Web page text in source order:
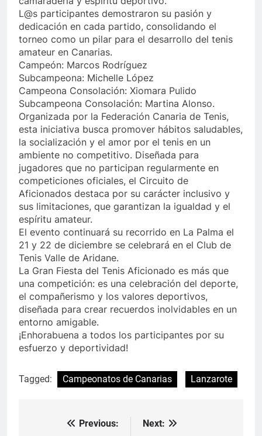
L@s participantes demostraron su pasión y
dedicación en cada partido, consolidando el
torneo como un pilar para el desarrollo del tenis
amateur en Canarias.
Campeón: Marcos Rodríguez
Subcampeona: Michelle López
Campeona Consolación: Xiomara Pulido
Subcampeona Consolación: Martina Alonso.
Organizada por la Federación Canaria de Tenis,
esta iniciativa busca promover hábitos saludables,
la socialización y el amor por el tenis en un
ambiente no competitivo. Diseñada para
jugadores que no participan regularmente en
competiciones oficiales, el Circuito de
Aficionados destaca por su carácter inclusivo y
sus limitaciones, que garantizan la igualdad y el
espíritu amateur.
El evento continuará su recorrido en La Palma el
21 y 22 de diciembre se celebrará en el Club de
Tenis Valle de Aridane.
La Gran Fiesta del Tenis Aficionado es más que
una competición: es una celebración del deporte,
el compañerismo y los valores deportivos,
diseñada para crear recuerdos inolvidables en un
entorno amigable.
¡Enhorabuena a todos los participantes por su
esfuerzo y deportividad!
Tagged: Campeonatos de Canarias Lanzarote
Navegación
Previous:
Next: